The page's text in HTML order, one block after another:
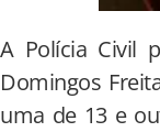
A Polícia Civil
Domingos
uma de 13 e